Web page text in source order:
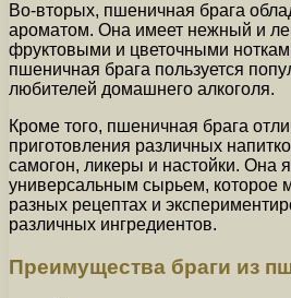
Во-вторых, пшеничная брага
ароматом. Она имеет нежный и
фруктовыми и цветочными
пшеничная брага пользуется
любителей домашнего алкоголя.
Кроме того, пшеничная брага
приготовления различных
самогон, ликеры и настойки. Она
универсальным сырьем, которое
разных рецептах и
различных ингредиентов.
Преимущества браги из